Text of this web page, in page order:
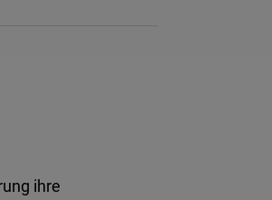
ihre